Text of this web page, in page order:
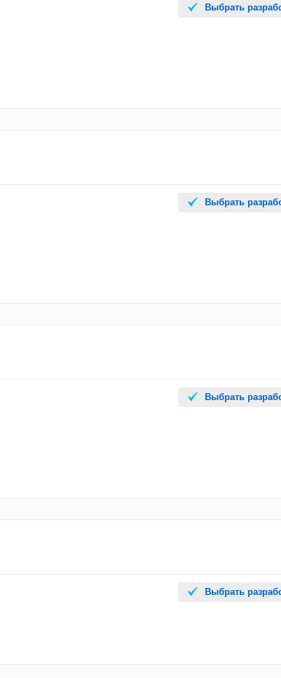
Выбрать
Выбрать
Выбрать
Выбрать